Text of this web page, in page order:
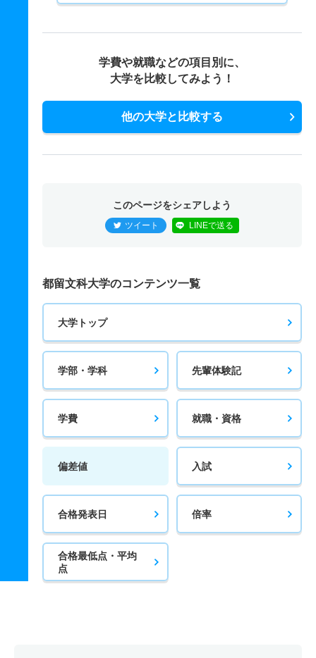
学費や就職などの項目別に、
大学を比較してみよう！
他の大学と比較する
このページをシェアしよう
ツイート LINEで送る
都留文科大学のコンテンツ一覧
大学トップ
学部・学科 先輩体験記
学費 就職・資格
偏差値 入試
合格発表日 倍率
合格最低点・平均
点